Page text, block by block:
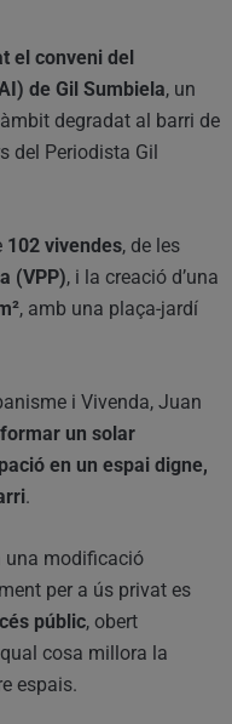
el conveni del
de Gil Sumbiela, un
degradat al barri de
del Periodista Gil
102 vivendes, de les
(VPP), i la creació d’una
, amb una plaça-jardí
i Vivenda, Juan
un solar
en un espai digne,
.
una modificació
per a ús privat es
públic, obert
cosa millora la
espais.